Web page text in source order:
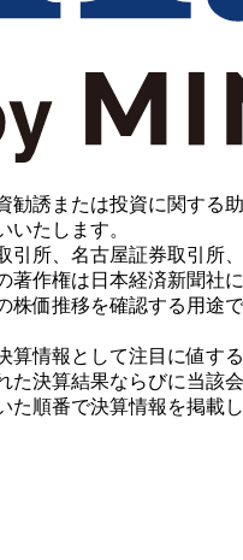
誘または投資に関する
たします。
所、名古屋証券取引所
作権は日本経済新聞社に
価推移を確認する用
情報として注目に値
決算結果ならびに当
順番で決算情報を掲